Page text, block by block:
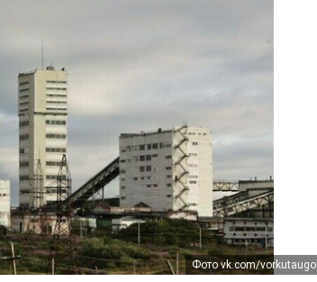
Фото vk.com/vorkutaugol